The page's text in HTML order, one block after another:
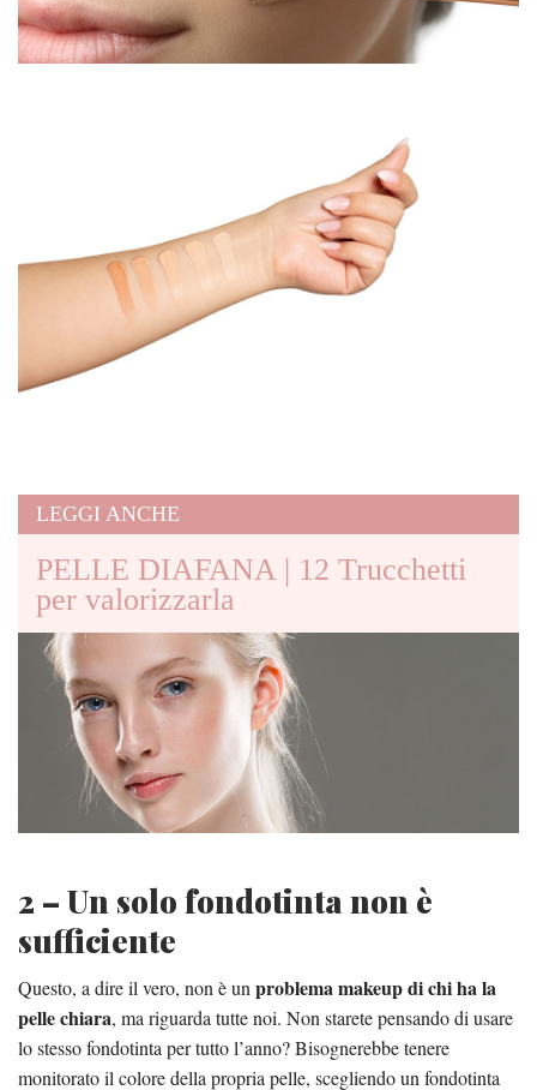
LEGGI ANCHE
PELLE DIAFANA | 12 Trucchetti
per valorizzarla
2 – Un solo fondotinta non è
sufficiente
Questo, a dire il vero, non è un problema makeup di chi ha la
pelle chiara, ma riguarda tutte noi. Non starete pensando di usare
lo stesso fondotinta per tutto l’anno? Bisognerebbe tenere
monitorato il colore della propria pelle, scegliendo un fondotinta